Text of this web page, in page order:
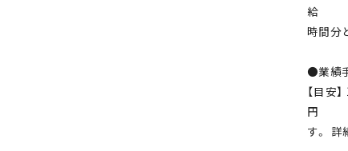
給
時間分
【目安
円
す。 詳